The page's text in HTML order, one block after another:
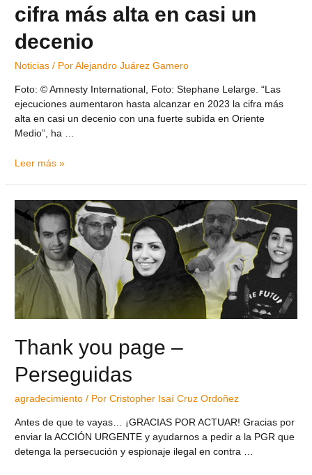
cifra más alta en casi un
decenio
Noticias / PorAlejandro Juárez Gamero
Foto: © Amnesty International, Foto: Stephane Lelarge. “Las
ejecuciones aumentaron hasta alcanzar en 2023 la cifra más
alta en casi un decenio con una fuerte subida en Oriente
Medio”, ha …
Leer más »
Thank you page –
Perseguidas
agradecimiento / PorCristopher Isaí Cruz Ordoñez
Antes de que te vayas… ¡GRACIAS POR ACTUAR! Gracias por
enviar la ACCIÓN URGENTE y ayudarnos a pedir a la PGR que
detenga la persecución y espionaje ilegal en contra …